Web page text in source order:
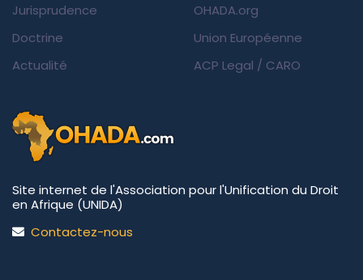
Jurisprudence
Doctrine
Actualité
OHADA.org
Union Européenne
ACP Legal / CARO
Site internet de l'Association pour l'Unification du Droit
en Afrique (UNIDA)
Contactez-nous